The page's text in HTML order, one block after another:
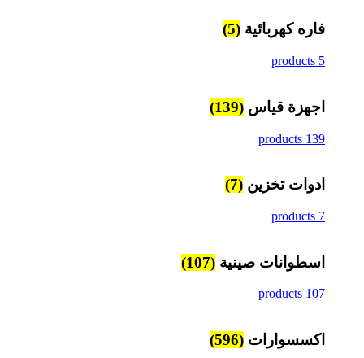
فاره كهربائية (5)
5 products
اجهزة قياس (139)
139 products
ادوات تخزين (7)
7 products
اسطوانات صينية (107)
107 products
اكسسوارات (596)